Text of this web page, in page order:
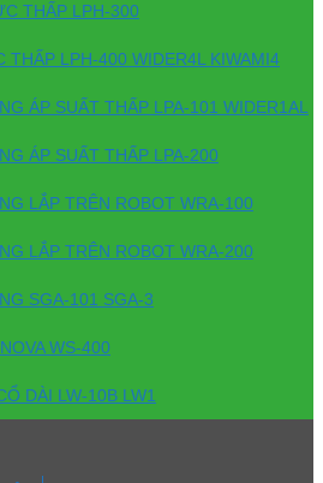
THẤP LPH-300
THẤP LPH-400 WIDER4L KIWAMI4
ÁP SUẤT THẤP LPA-101 WIDER1AL
ÁP SUẤT THẤP LPA-200
LẮP TRÊN ROBOT WRA-100
LẮP TRÊN ROBOT WRA-200
SGA-101 SGA-3
WS-400
DÀI LW-10B LW1